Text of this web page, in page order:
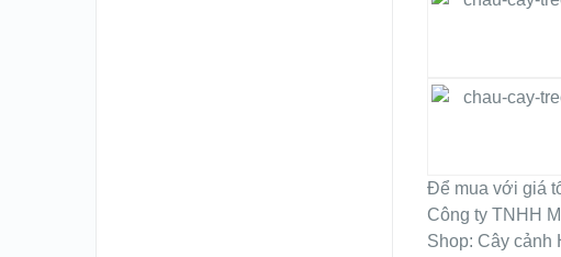
Để mua với giá
Công ty TNHH
Shop: Cây cảnh